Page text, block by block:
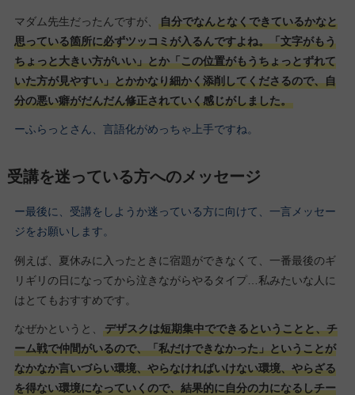
マダム先生だったんですが、
自分でなんとなくできているかなと
思っている箇所に必ずツッコミが入るんですよね。「文字がもう
ちょっと大きい方がいい」とか「この位置がもうちょっとずれて
いた方が見やすい」とかかなり細かく添削してくださるので、自
分の悪い癖がだんだん修正されていく感じがしました。
ーふらっとさん、言語化がめっちゃ上手ですね。
受講を迷っている方へのメッセージ
ー最後に、受講をしようか迷っている方に向けて、一言メッセー
ジをお願いします。
例えば、夏休みに入ったときに宿題ができなくて、一番最後のギ
リギリの日になってから泣きながらやるタイプ…私みたいな人に
はとてもおすすめです。
なぜかというと、
デザスクは短期集中でできるということと、チ
ーム戦で仲間がいるので、「私だけできなかった」ということが
なかなか言いづらい環境、やらなければいけない環境、やらざる
を得ない環境になっていくので、結果的に自分の力になるしチー